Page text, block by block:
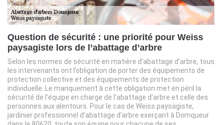
Question de sécurité : une priorité pour Weiss
paysagiste lors de l’abattage d’arbre
Selon les normes de sécurité en matière d’abattage d’arbre, tous
les intervenants ont l’obligation de porter des équipements de
protection collective et des équipements de protection
individuelle. Le manquement à cette obligation met en péril la
sécurité de l’équipe en charge de l’abattage d’arbre et celle des
personnes aux alentours. Pour le cas de Weiss paysagiste,
jardinier professionnel d’abattage d’arbre exerçant à Domqueur